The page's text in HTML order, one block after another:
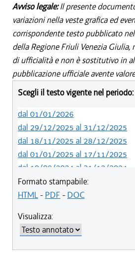
Avviso legale:Il presente
variazioni nella veste grafica ed
corrispondente testo pubblicato
della Regione Friuli Venezia Giulia,
di ufficialità e non è sostitutivo in
pubblicazione ufficiale avente
Scegli il testo vigente nel periodo:
dal 01/01/2026
dal 29/12/2025 al 31/12/2025
dal 18/11/2025 al 28/12/2025
dal 01/01/2025 al 17/11/2025
dal 10/08/2024 al 31/12/2024
dal 14/05/2024 al 09/08/2024
dal 01/01/2024 al 13/05/2024
dal 07/03/2023 al 30/10/2023
dal 01/01/2023 al 06/03/2023
dal 10/11/2022 al 31/12/2022
Formato stampabile:
HTML- PDF - DOC
Visualizza: